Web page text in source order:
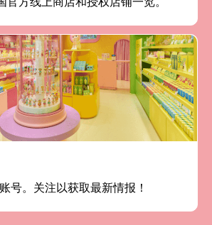
号。关注以获取最新情报！